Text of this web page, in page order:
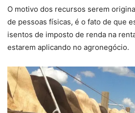
O motivo dos recursos serem
de pessoas físicas, é o fato de que
isentos de imposto de renda na
estarem aplicando no agronegócio.